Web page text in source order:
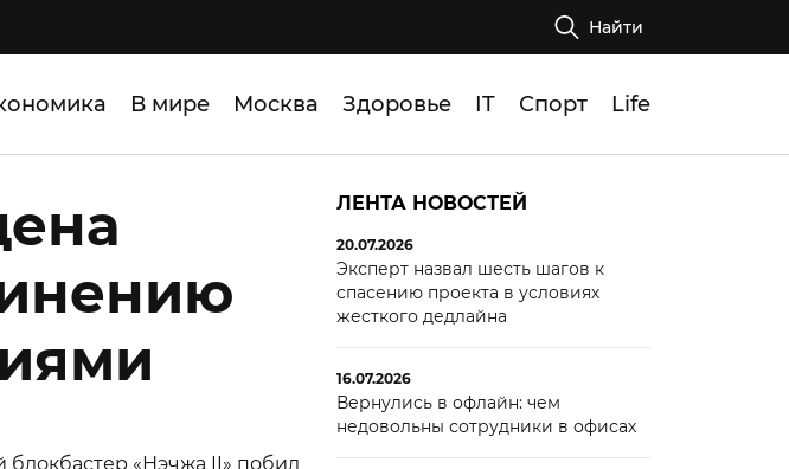
Найти
В мире Москва Здоровье IT Спорт Life
«Нэчжа II» побил
ЛЕНТА НОВОСТЕЙ
20.07.2026
Эксперт назвал шесть шагов к
спасению проекта в условиях
жесткого дедлайна
16.07.2026
Вернулись в офлайн: чем
недовольны сотрудники в офисах